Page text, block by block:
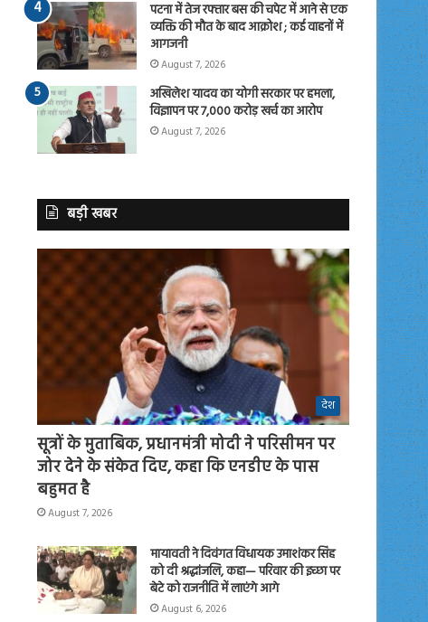
पटना में तेज रफ्तार बस की चपेट में आने से एक
व्यक्ति की मौत के बाद आक्रोश ; कई वाहनों में
आगजनी
August 7, 2026
अखिलेश यादव का योगी सरकार पर हमला,
विज्ञापन पर 7,000 करोड़ खर्च का आरोप
August 7, 2026
बड़ी खबर
देश
सूत्रों के मुताबिक, प्रधानमंत्री मोदी ने परिसीमन पर
जोर देने के संकेत दिए, कहा कि एनडीए के पास
बहुमत है
August 7, 2026
मायावती ने दिवंगत विधायक उमाशंकर सिंह
को दी श्रद्धांजलि, कहा— परिवार की इच्छा पर
बेटे को राजनीति में लाएंगे आगे
August 6, 2026